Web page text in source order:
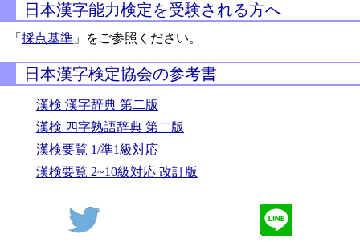
日本漢字能力検定を受験される方へ
「採点基準 」をご参照ください。
日本漢字検定協会の参考書
漢検 漢字辞典 第二版
漢検 四字熟語辞典 第二版
漢検要覧 1/準1級対応
漢検要覧 2~10級対応 改訂版